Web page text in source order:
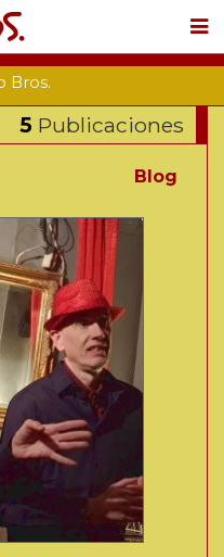
Bros.
5 Publicaciones
Blog